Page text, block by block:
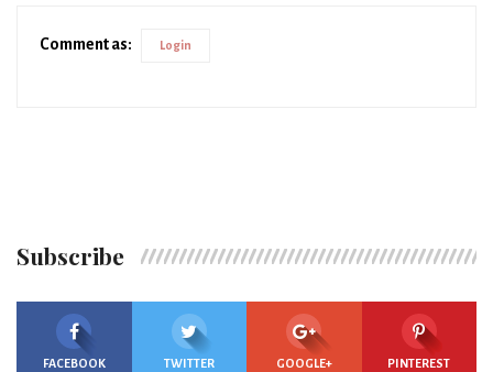
Comment as: Login
Subscribe
FACEBOOK TWITTER GOOGLE+ PINTEREST